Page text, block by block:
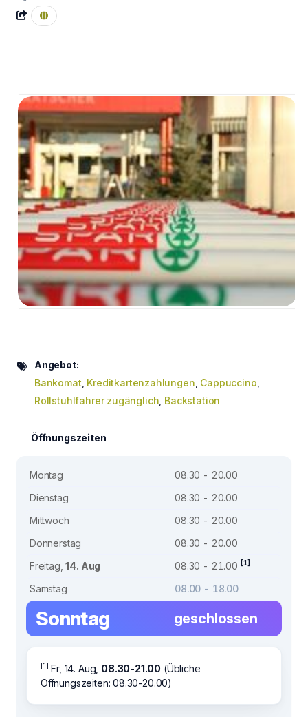
Angebot:
Bankomat Kreditkartenzahlungen Cappuccino
Rollstuhlfahrer zugänglich Backstation
Öffnungszeiten
Montag
08.30 - 20.00
Dienstag
08.30 - 20.00
Mittwoch
08.30 - 20.00
Donnerstag
08.30 - 20.00
Freitag,14. Aug 08.30 - 21.00 [1]
Samstag 08.00 - 18.00
Sonntag geschlossen
[1] Fr, 14. Aug, 08.30-21.00 (Übliche
Öffnungszeiten: 08.30-20.00)